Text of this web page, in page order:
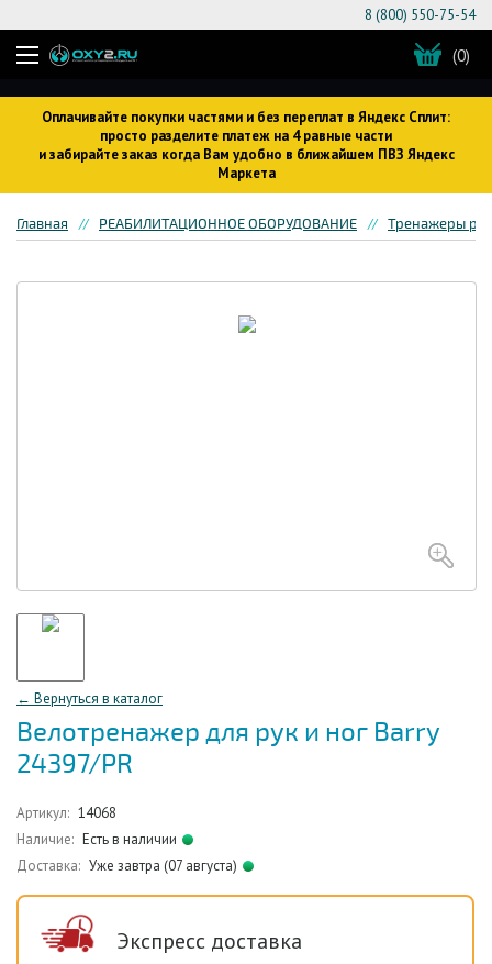
Оплачивайте покупки частями и без переплат в Яндекс Сплит:
просто разделите платеж на 4 равные части
и забирайте заказ когда Вам удобно в ближайшем ПВЗ Яндекс
Маркета
8 (800) 550-75-54
(0)
Главная РЕАБИЛИТАЦИОННОЕ ОБОРУДОВАНИЕ Тренажеры
← Вернуться в каталог
Велотренажер для рук и ног Barry
24397/PR
Артикул: 14068
Наличие: Есть в наличии
Доставка: Уже завтра (07 августа)
Экспресс доставка